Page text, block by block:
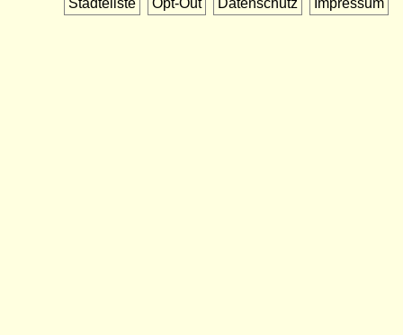
Städteliste Opt-Out Datenschutz Impressum